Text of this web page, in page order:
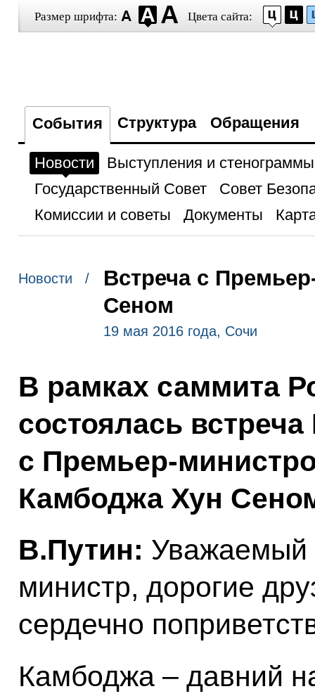
Размер шрифта: Цвета сайта:
События Структура Обращения
Новости
Выступления и стенограммы
Государственный Совет
Совет
Комиссии и советы
Документы
Новости /
Встреча с
Сеном
19 мая 2016 года, Сочи
В рамках саммита
состоялась
с Премьер-
Камбоджа Хун
В.Путин: Уважаемый
министр, дорогие
сердечно
Камбоджа – давний